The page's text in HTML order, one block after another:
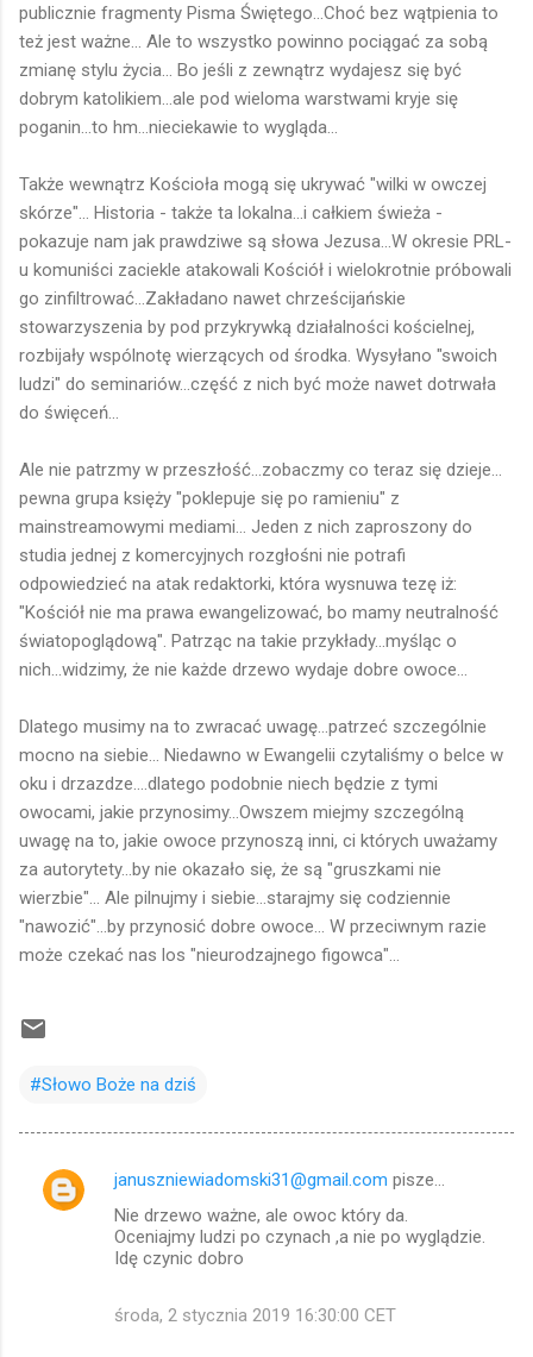
publicznie fragmenty Pisma Świętego...Choć bez wątpienia to
też jest ważne... Ale to wszystko powinno pociągać za sobą
zmianę stylu życia... Bo jeśli z zewnątrz wydajesz się być
dobrym katolikiem...ale pod wieloma warstwami kryje się
poganin...to hm...nieciekawie to wygląda...
Także wewnątrz Kościoła mogą się ukrywać "wilki w owczej
skórze"... Historia - także ta lokalna...i całkiem świeża -
pokazuje nam jak prawdziwe są słowa Jezusa...W okresie PRL-
u komuniści zaciekle atakowali Kościół i wielokrotnie próbowali
go zinfiltrować...Zakładano nawet chrześcijańskie
stowarzyszenia by pod przykrywką działalności kościelnej,
rozbijały wspólnotę wierzących od środka. Wysyłano "swoich
ludzi" do seminariów...część z nich być może nawet dotrwała
do święceń...
Ale nie patrzmy w przeszłość...zobaczmy co teraz się dzieje...
pewna grupa księży "poklepuje się po ramieniu" z
mainstreamowymi mediami... Jeden z nich zaproszony do
studia jednej z komercyjnych rozgłośni nie potrafi
odpowiedzieć na atak redaktorki, która wysnuwa tezę iż:
"Kościół nie ma prawa ewangelizować, bo mamy neutralność
światopoglądową". Patrząc na takie przykłady...myśląc o
nich...widzimy, że nie każde drzewo wydaje dobre owoce...
Dlatego musimy na to zwracać uwagę...patrzeć szczególnie
mocno na siebie... Niedawno w Ewangelii czytaliśmy o belce w
oku i drzazdze....dlatego podobnie niech będzie z tymi
owocami, jakie przynosimy...Owszem miejmy szczególną
uwagę na to, jakie owoce przynoszą inni, ci których uważamy
za autorytety...by nie okazało się, że są "gruszkami nie
wierzbie"... Ale pilnujmy i siebie...starajmy się codziennie
"nawozić"...by przynosić dobre owoce... W przeciwnym razie
może czekać nas los "nieurodzajnego figowca"...
#Słowo Boże na dziś
K
januszniewiadomski31@gmail.com pisze…
Nie drzewo ważne, ale owoc który da.
Oceniajmy ludzi po czynach ,a nie po wyglądzie.
Idę czynic dobro
środa, 2 stycznia 2019 16:30:00 CET